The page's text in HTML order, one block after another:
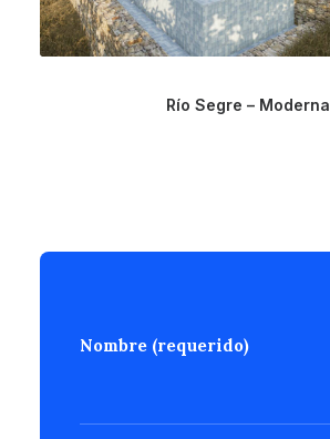
Río Segre – Moderna
Nombre (requerido)